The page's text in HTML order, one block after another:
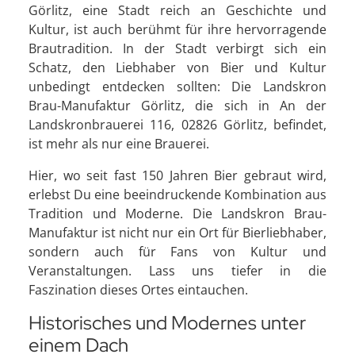
Görlitz, eine Stadt reich an Geschichte und
Kultur, ist auch berühmt für ihre hervorragende
Brautradition. In der Stadt verbirgt sich ein
Schatz, den Liebhaber von Bier und Kultur
unbedingt entdecken sollten: Die Landskron
Brau-Manufaktur Görlitz, die sich in An der
Landskronbrauerei 116, 02826 Görlitz, befindet,
ist mehr als nur eine Brauerei.
Hier, wo seit fast 150 Jahren Bier gebraut wird,
erlebst Du eine beeindruckende Kombination aus
Tradition und Moderne. Die Landskron Brau-
Manufaktur ist nicht nur ein Ort für Bierliebhaber,
sondern auch für Fans von Kultur und
Veranstaltungen. Lass uns tiefer in die
Faszination dieses Ortes eintauchen.
Historisches und Modernes unter
einem Dach